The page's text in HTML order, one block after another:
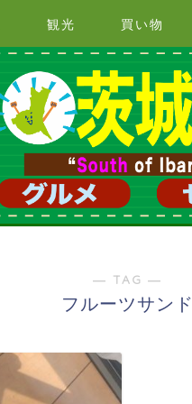
観光 買い物
― TAG ―
フルーツサンド